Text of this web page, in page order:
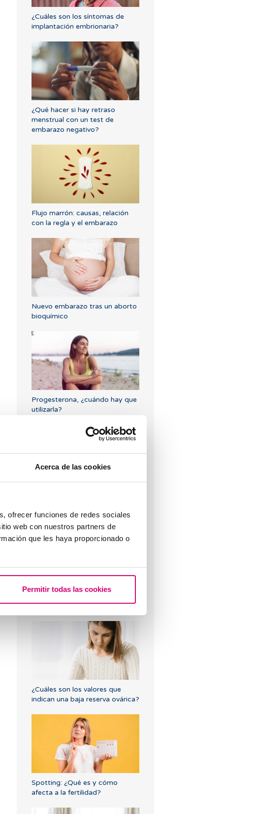
Acerca de las cookies
ofrecer funciones de redes sociales
web con nuestros partners de
que les haya proporcionado o
Permitir todas las cookies
¿Cuáles son los síntomas de
implantación embrionaria?
¿Qué hacer si hay retraso
menstrual con un test de
embarazo negativo?
Flujo marrón: causas, relación
con la regla y el embarazo
Nuevo embarazo tras un aborto
bioquímico
Progesterona, ¿cuándo hay que
utilizarla?
ovarios?
significa?
¿Cuáles son los valores que
indican una baja reserva ovárica?
Spotting: ¿Qué es y cómo
afecta a la fertilidad?